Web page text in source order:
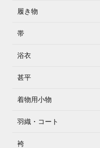
履き物
帯
浴衣
甚平
着物用小物
羽織・コート
袴